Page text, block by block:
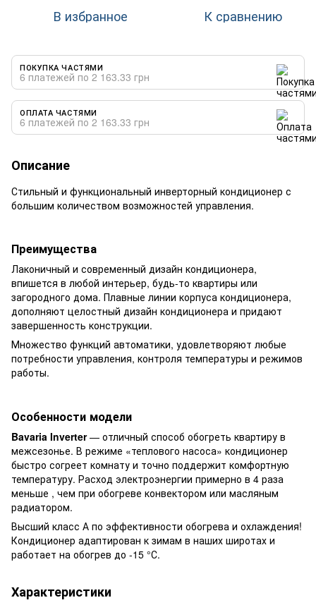
В избранное К сравнению
ПОКУПКА ЧАСТЯМИ
6 платежей по 2 163.33 грн
ОПЛАТА ЧАСТЯМИ
6 платежей по 2 163.33 грн
Описание
Стильный и функциональный инверторный кондиционер с
большим количеством возможностей управления.
Преимущества
Лаконичный и современный дизайн кондиционера,
впишется в любой интерьер, будь-то квартиры или
загородного дома. Плавные линии корпуса кондиционера,
дополняют целостный дизайн кондиционера и придают
завершенность конструкции.
Множество функций автоматики, удовлетворяют любые
потребности управления, контроля температуры и режимов
работы.
Особенности модели
Bavaria Inverter — отличный способ обогреть квартиру в
межсезонье. В режиме «теплового насоса» кондиционер
быстро согреет комнату и точно поддержит комфортную
температуру. Расход электроэнергии примерно в 4 раза
меньше , чем при обогреве конвектором или масляным
радиатором.
Высший класс А по эффективности обогрева и охлаждения!
Кондиционер адаптирован к зимам в наших широтах и
работает на обогрев до -15 °С.
Характеристики